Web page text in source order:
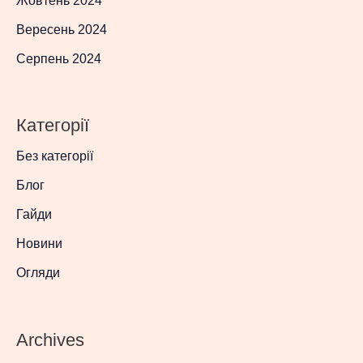
Вересень 2024
Серпень 2024
Категорії
Без категорії
Блог
Гайди
Новини
Огляди
Archives